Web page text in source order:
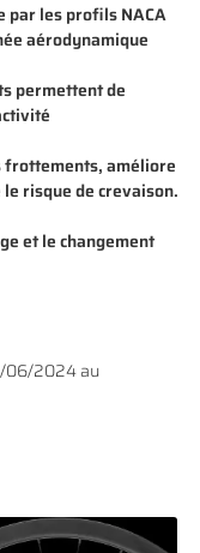
PANIER
commerciales à
par les profils NACA
aérodynamique
permettent de
frottements, améliore
risque de crevaison.
et le changement
06/2024 au